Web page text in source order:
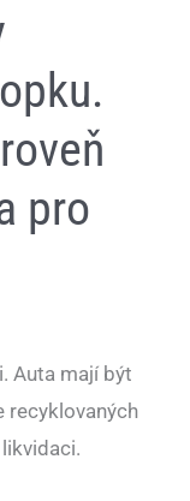
pro
Auta mají být
recyklovaných